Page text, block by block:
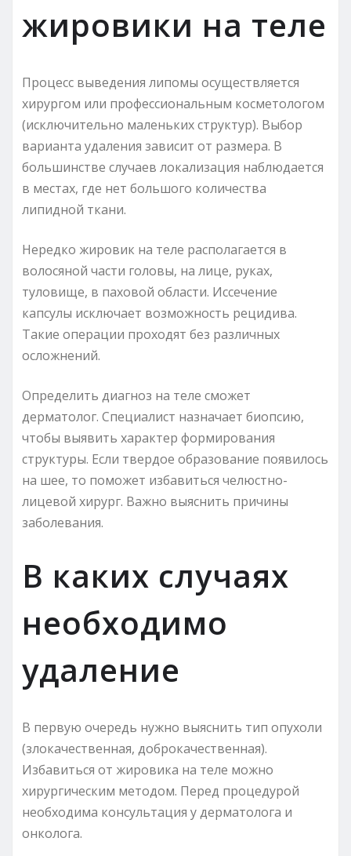
жировики на теле
Процесс выведения липомы осуществляется
хирургом или профессиональным косметологом
(исключительно маленьких структур). Выбор
варианта удаления зависит от размера. В
большинстве случаев локализация наблюдается
в местах, где нет большого количества
липидной ткани.
Нередко жировик на теле располагается в
волосяной части головы, на лице, руках,
туловище, в паховой области. Иссечение
капсулы исключает возможность рецидива.
Такие операции проходят без различных
осложнений.
Определить диагноз на теле сможет
дерматолог. Специалист назначает биопсию,
чтобы выявить характер формирования
структуры. Если твердое образование появилось
на шее, то поможет избавиться челюстно-
лицевой хирург. Важно выяснить причины
заболевания.
В каких случаях
необходимо
удаление
В первую очередь нужно выяснить тип опухоли
(злокачественная, доброкачественная).
Избавиться от жировика на теле можно
хирургическим методом. Перед процедурой
необходима консультация у дерматолога и
онколога.